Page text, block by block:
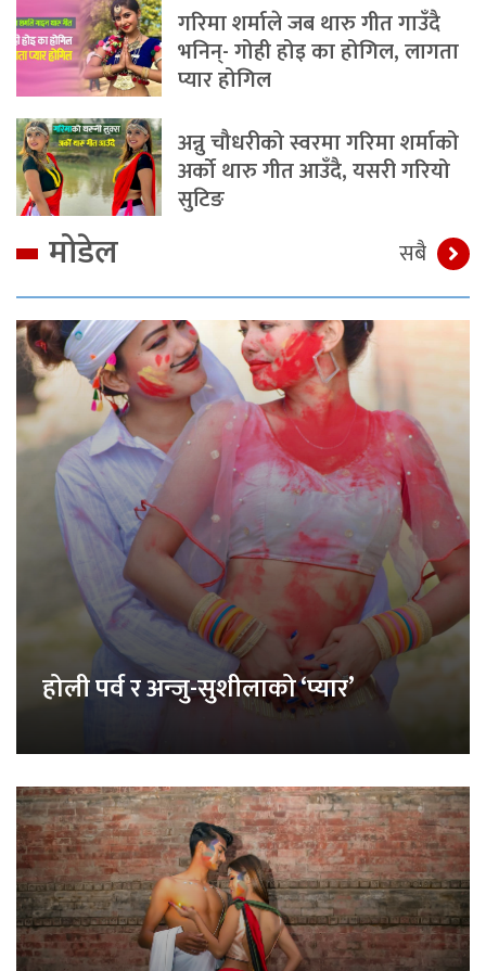
गरिमा शर्माले जब थारु गीत गाउँदै
भनिन्- गोही होइ का होगिल, लागता
प्यार होगिल
अन्नु चौधरीको स्वरमा गरिमा शर्माको
अर्को थारु गीत आउँदै, यसरी गरियो
सुटिङ
मोडेल सबै
होली पर्व र अन्जु-सुशीलाको ‘प्यार’